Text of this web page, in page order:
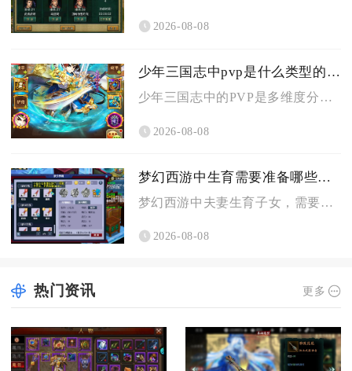
2026-08-08
少年三国志中pvp是什么类型的游戏
少年三国志中的PVP是多维度分层的玩家实时异步卡牌策略对战类...
2026-08-08
梦幻西游中生育需要准备哪些条件
梦幻西游中夫妻生育子女，需要备好专属房屋、达标角色等级与夫妻...
2026-08-08
热门资讯 更多